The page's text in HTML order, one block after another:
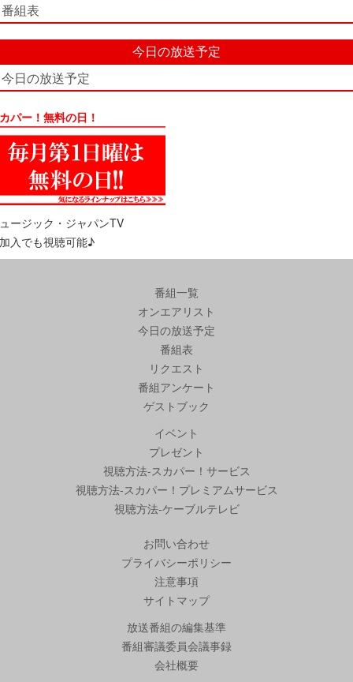
番組表
今日の放送予定
今日の放送予定
パー！無料の日！
ージック・ジャパンTV
入でも視聴可能♪
番組一覧
オンエアリスト
今日の放送予定
番組表
リクエスト
番組アンケート
ゲストブック
イベント
プレゼント
視聴方法-スカパー！サービス
視聴方法-スカパー！プレミアムサービス
視聴方法-ケーブルテレビ
お問い合わせ
プライバシーポリシー
注意事項
サイトマップ
放送番組の編集基準
番組審議委員会議事録
会社概要